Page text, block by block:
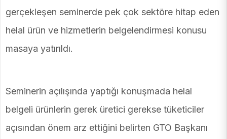
gerçekleşen seminerde pek çok sektöre hitap eden
helal ürün ve hizmetlerin belgelendirmesi konusu
masaya yatırıldı.
Seminerin açılışında yaptığı konuşmada helal
belgeli ürünlerin gerek üretici gerekse tüketiciler
açısından önem arz ettiğini belirten GTO Başkanı